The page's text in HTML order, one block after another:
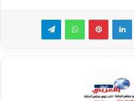
لينكدإن بينتيريستواتساب تيلقرام